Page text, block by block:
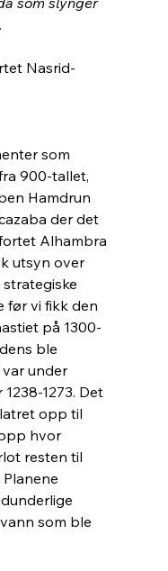
Nasrid-
som
900-tallet,
Hamdrun
der det
Alhambra
utsyn over
før vi fikk den
på 1300-
ble
under
1273. Det
opp til
hvor
resten til
som ble